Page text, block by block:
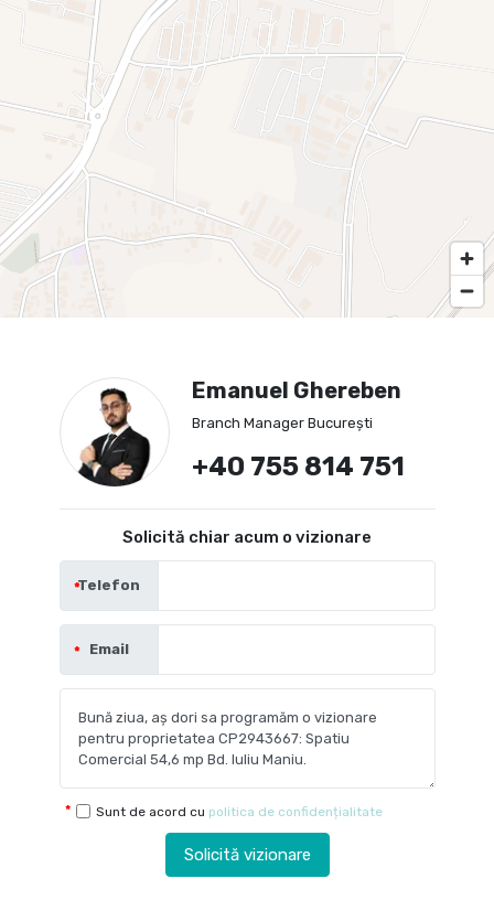
Emanuel Ghereben
Branch Manager București
+40 755 814 751
Solicită chiar acum o vizionare
Telefon
Email
Sunt de acord cu politica de confidențialitate
Solicită vizionare